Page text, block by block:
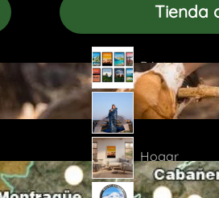
Tienda
Pósters
Deporte y
Hogar